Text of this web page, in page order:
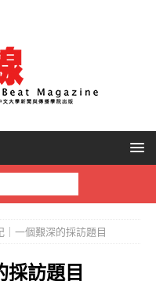
｜一個艱深的採訪題目
採訪題目